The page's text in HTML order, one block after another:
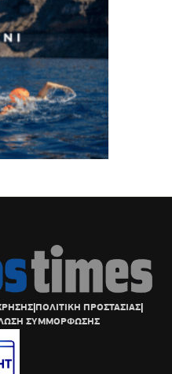
|ΠΟΛΙΤΙΚΗ ΠΡΟΣΤΑΣΙΑΣ|
ΣΥΜΜΟΡΦΩΣΗΣ